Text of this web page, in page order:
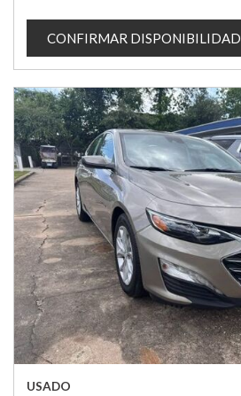
CONFIRMAR DISPONIBILIDAD
USADO